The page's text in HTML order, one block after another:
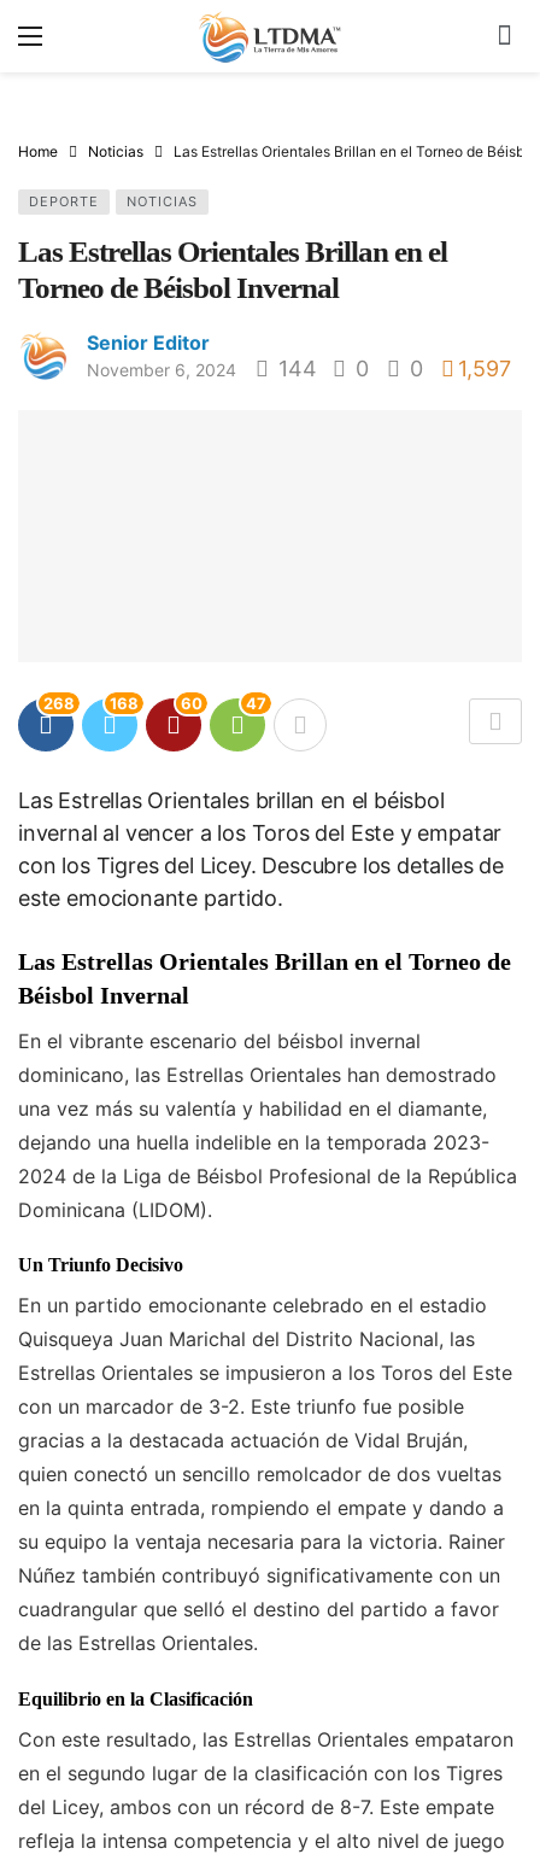
Home Noticias Las Estrellas Orientales Brillan en el Torneo de
DEPORTE NOTICIAS
Las Estrellas Orientales Brillan en el
Torneo de Béisbol Invernal
Senior Editor
November 6, 2024 144 0 0 1,597
268 168 60 47
Las Estrellas Orientales brillan en el béisbol
invernal al vencer a los Toros del Este y empatar
con los Tigres del Licey. Descubre los detalles de
este emocionante partido.
Las Estrellas Orientales Brillan en el Torneo de
Béisbol Invernal
En el vibrante escenario del béisbol invernal
dominicano, las Estrellas Orientales han demostrado
una vez más su valentía y habilidad en el diamante,
dejando una huella indelible en la temporada 2023-
2024 de la Liga de Béisbol Profesional de la República
Dominicana (LIDOM).
Un Triunfo Decisivo
En un partido emocionante celebrado en el estadio
Quisqueya Juan Marichal del Distrito Nacional, las
Estrellas Orientales se impusieron a los Toros del Este
con un marcador de 3-2. Este triunfo fue posible
gracias a la destacada actuación de Vidal Bruján,
quien conectó un sencillo remolcador de dos vueltas
en la quinta entrada, rompiendo el empate y dando a
su equipo la ventaja necesaria para la victoria. Rainer
Núñez también contribuyó significativamente con un
cuadrangular que selló el destino del partido a favor
de las Estrellas Orientales.
Equilibrio en la Clasificación
Con este resultado, las Estrellas Orientales empataron
en el segundo lugar de la clasificación con los Tigres
del Licey, ambos con un récord de 8-7. Este empate
refleja la intensa competencia y el alto nivel de juego